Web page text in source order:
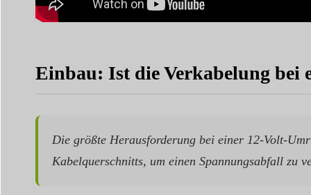
Einbau: Ist die Verkabelung bei
Die größte Herausforderung bei einer 12-Volt-
Kabelquerschnitts, um einen Spannungsabfall zu